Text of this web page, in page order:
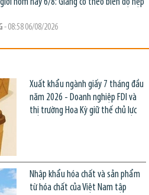
- 08:58 06/08/2026
Xuất khẩu ngành giấy 7 tháng đầu
năm 2026 - Doanh nghiệp FDI và
thị trường Hoa Kỳ giữ thế chủ lực
Nhập khẩu hóa chất và sản phẩm
từ hóa chất của Việt Nam tập